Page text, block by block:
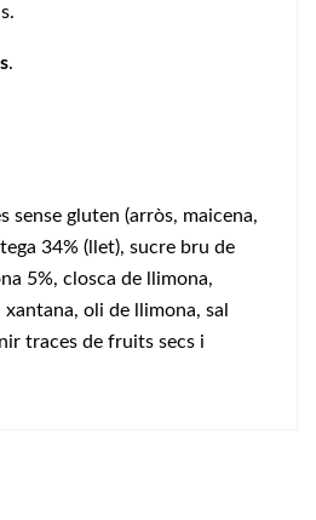
.
sense gluten (arròs, maicena,
34% (llet), sucre bru de
5%, closca de llimona,
oli de llimona, sal
traces de fruits secs i